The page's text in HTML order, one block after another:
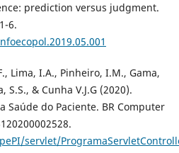
prediction versus judgment.
6.
Lima, I.A., Pinheiro, I.M., Gama,
S.S., & Cunha V.J.G (2020).
Saúde do Paciente. BR Computer
servlet/